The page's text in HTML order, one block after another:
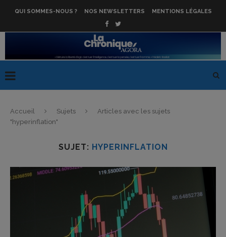
QUI SOMMES-NOUS ? NOS NEWSLETTERS MENTIONS LÉGALES
Accueil Sujets
Articles avec les sujets
"hyperinflation"
SUJET: HYPERINFLATION